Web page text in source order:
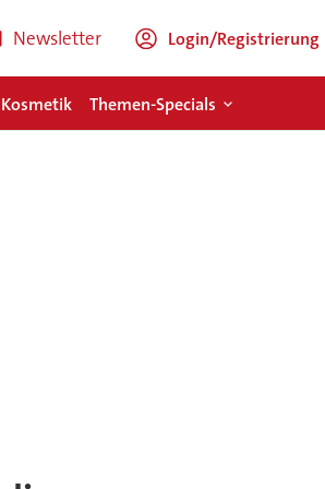
Newsletter Login/Registrierung
Themen-Specials